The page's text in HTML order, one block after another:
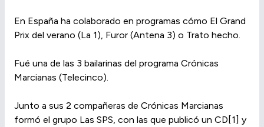
En España ha colaborado en programas cómo El Grand
Prix del verano (La 1), Furor (Antena 3) o Trato hecho.
Fué una de las 3 bailarinas del programa Crónicas
Marcianas (Telecinco).
Junto a sus 2 compañeras de Crónicas Marcianas
formó el grupo Las SPS, con las que publicó un CD[1] y